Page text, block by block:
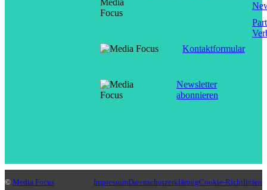
Kontaktformular
Newsletter
abonnieren
© Media Focus ImpressumDatenschutzerklärungCookie-Richtlinien